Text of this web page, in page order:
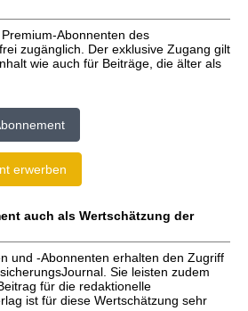
Abonnenten des
zugänglich. Der exklusive Zugang gilt
wie auch für Beiträge, die älter als
erwerben
auch als Wertschätzung der
und -Abonnenten erhalten den Zugriff
Sie leisten zudem
für die redaktionelle
ist für diese Wertschätzung sehr